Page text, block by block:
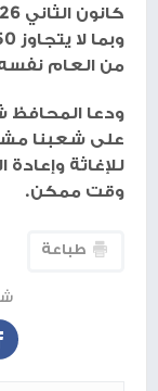
من العام
ودعا المحافظ
على شعبنا
للإغاثة
وقت ممكن.
طباعة